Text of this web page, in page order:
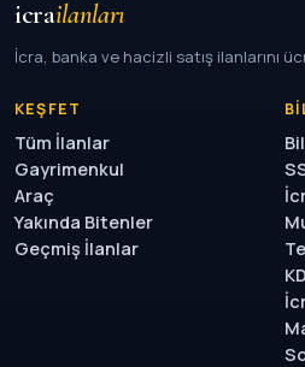
icrailanları
İcra, banka ve hacizli satış ilanlarını
KEŞFET
Tüm İlanlar
Gayrimenkul
Araç
Yakında Bitenler
Geçmiş İlanlar